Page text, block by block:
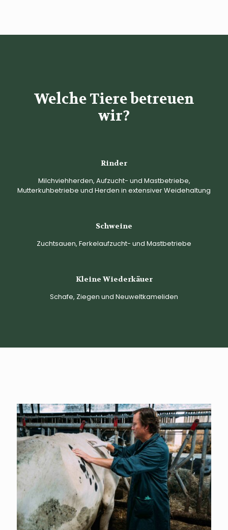
Welche Tiere betreuen
wir?
Rinder
Milchviehherden, Aufzucht- und Mastbetriebe,
Mutterkuhbetriebe und Herden in extensiver Weidehaltung
Schweine
Zuchtsauen, Ferkelaufzucht- und Mastbetriebe
Kleine Wiederkäuer
Schafe, Ziegen und Neuweltkameliden